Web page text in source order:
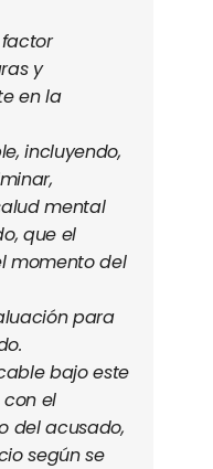
y
en la
incluyendo,
mental
que el
momento del
para
bajo este
el
del acusado,
según se